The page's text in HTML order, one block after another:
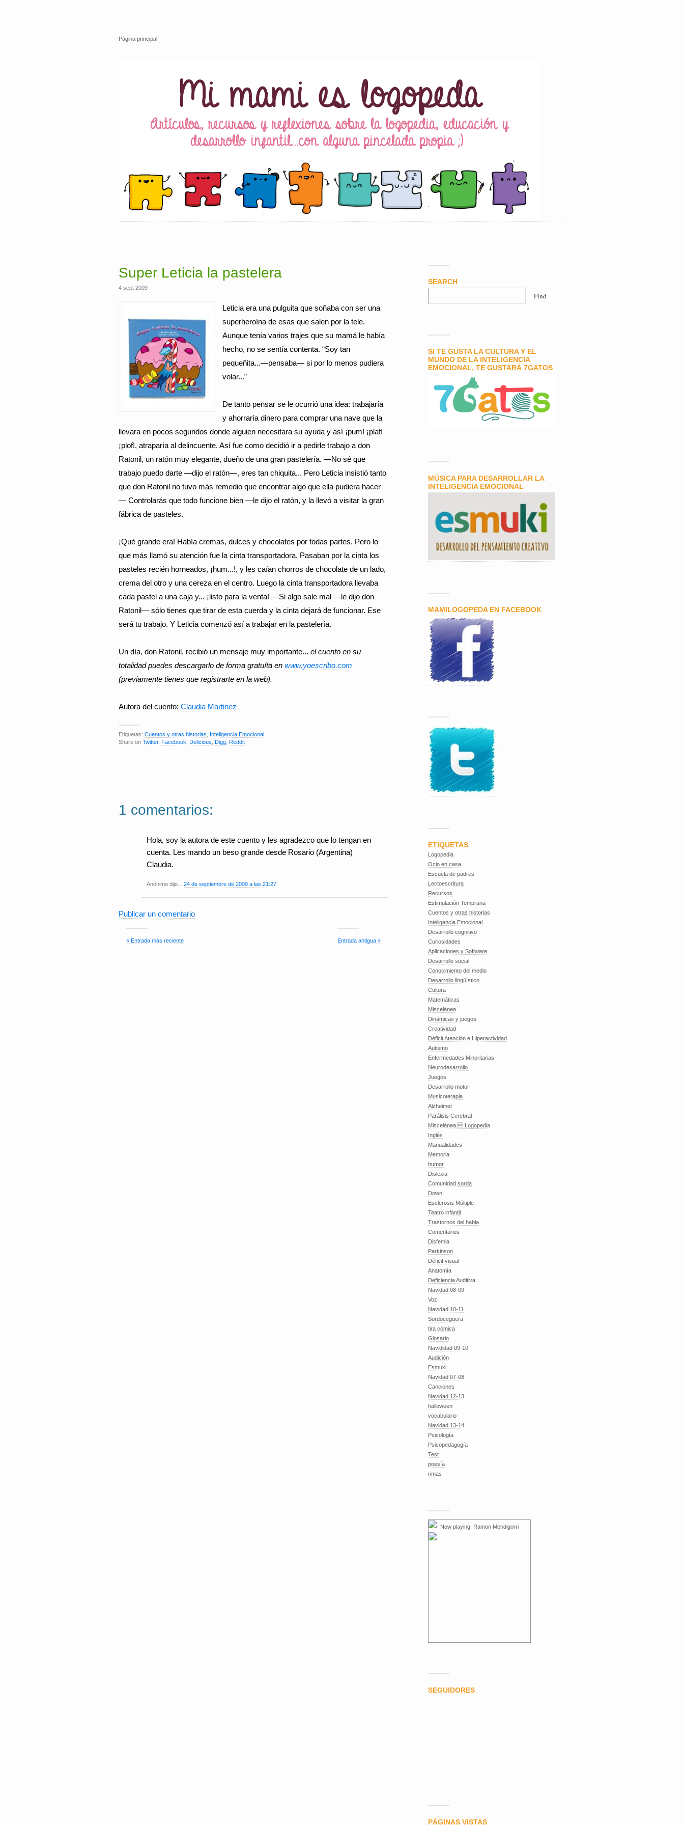
Página principal
Super Leticia la pastelera
4 sept 2009
Leticia era una pulguita que soñaba con ser una
superheroína de esas que salen por la tele.
Aunque tenía varios trajes que su mamá le había
hecho, no se sentía contenta. “Soy tan
pequeñita...—pensaba— si por lo menos pudiera
volar...”
De tanto pensar se le ocurrió una idea: trabajaría
y ahorraría dinero para comprar una nave que la
llevara en pocos segundos donde alguien necesitara su ayuda y así ¡pum! ¡plaf!
¡plof!, atraparía al delincuente. Así fue como decidió ir a pedirle trabajo a don
Ratonil, un ratón muy elegante, dueño de una gran pastelería. —No sé que
trabajo puedo darte —dijo el ratón—, eres tan chiquita... Pero Leticia insistió tanto
que don Ratonil no tuvo más remedio que encontrar algo que ella pudiera hacer
— Controlarás que todo funcione bien —le dijo el ratón, y la llevó a visitar la gran
fábrica de pasteles.
¡Qué grande era! Había cremas, dulces y chocolates por todas partes. Pero lo
que más llamó su atención fue la cinta transportadora. Pasaban por la cinta los
pasteles recién horneados, ¡hum...!, y les caían chorros de chocolate de un lado,
crema del otro y una cereza en el centro. Luego la cinta transportadora llevaba
cada pastel a una caja y... ¡listo para la venta! —Si algo sale mal —le dijo don
Ratonil— sólo tienes que tirar de esta cuerda y la cinta dejará de funcionar. Ese
será tu trabajo. Y Leticia comenzó así a trabajar en la pastelería.
Un día, don Ratonil, recibió un mensaje muy importante... el cuento en su
totalidad puedes descargarlo de forma gratuíta en www.yoescribo.com
(previamente tienes que registrarte en la web).
Autora del cuento: Claudia Martinez
Etiquetas: Cuentos y otras historias
Inteligencia Emocional
Share on Twitter, Facebook Delicious Digg Reddit
1 comentarios:
Hola, soy la autora de este cuento y les agradezco que lo tengan en
cuenta. Les mando un beso grande desde Rosario (Argentina)
Claudia.
Anónimo dijo... 24 de septiembre de 2009 a las 21:27
Publicar un comentario
« Entrada más reciente Entrada antigua »
SEARCH
SI TE GUSTA LA CULTURA Y EL
MUNDO DE LA INTELIGENCIA
EMOCIONAL, TE GUSTARÁ 7GATOS
MÚSICA PARA DESARROLLAR LA
INTELIGENCIA EMOCIONAL
MAMILOGOPEDA EN FACEBOOK
ETIQUETAS
Logopedia
Ocio en casa
Escuela de padres
Lectoescritura
Recursos
Estimulación Temprana
Cuentos y otras historias
Inteligencia Emocional
Desarrollo cognitivo
Curiosidades
Aplicaciones y Software
Desarrollo social
Conocimiento del medio
Desarrollo lingüístico
Cultura
Matemáticas
Miscelánea
Dinámicas y juegos
Creatividad
Déficit Atención e Hiperactividad
Autismo
Enfermedades Minoritarias
Neurodesarrollo
Juegos
Desarrollo motor
Musicoterapia
Alzheimer
Parálisis Cerebral
Miscelánea  Logopedia
Inglés
Manualidades
Memoria
humor
Dislexia
Comunidad sorda
Down
Esclerosis Múltiple
Teatro infantil
Trastornos del habla
Comentarios
Disfemia
Parkinson
Déficit visual
Anatomía
Deficiencia Auditiva
Navidad 08-09
Voz
Navidad 10-11
Sordoceguera
tira cómica
Glosario
Navididad 09-10
Audición
Esmuki
Navidad 07-08
Canciones
Navidad 12-13
halloween
vocabulario
Navidad 13-14
Psicología
Psicopedagogía
Test
poesía
rimas
Now playing: Ramon Mendigorri
SEGUIDORES
PÁGINAS VISTAS